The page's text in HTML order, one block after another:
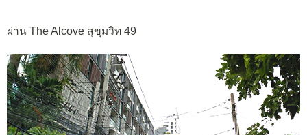
ผ่าน The Alcove สุขุมวิท 49